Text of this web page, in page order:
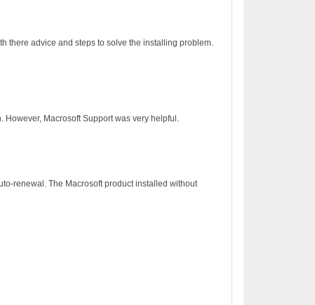
there advice and steps to solve the installing problem.
Macrosoft Support was very helpful.
renewal. The Macrosoft product installed without